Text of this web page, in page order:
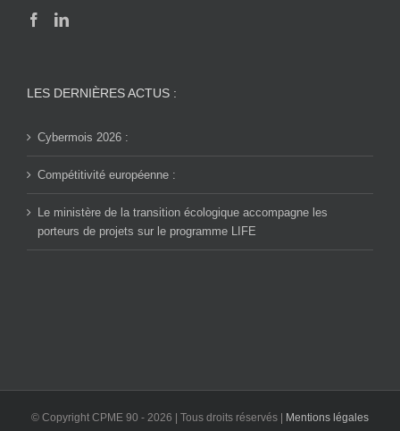
LES DERNIÈRES ACTUS :
Cybermois 2026 :
Compétitivité européenne :
Le ministère de la transition écologique accompagne les
porteurs de projets sur le programme LIFE
© Copyright CPME 90 - 2026 | Tous droits réservés | Mentions légales